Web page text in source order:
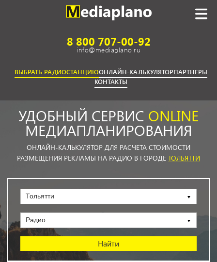
8 800 707-00-92
info@mediaplano.ru
УДОБНЫЙ СЕРВИС ONLINE
МЕДИАПЛАНИРОВАНИЯ
ОНЛАЙН-КАЛЬКУЛЯТОР ДЛЯ РАСЧЕТА СТОИМОСТИ
РАЗМЕЩЕНИЯ РЕКЛАМЫ НА РАДИО В ГОРОДЕ ТОЛЬЯТТИ
Тольятти
Радио
ВЫБРАТЬ РАДИОСТАНЦИЮОНЛАЙН-КАЛЬКУЛЯТОРПАРТНЕРЫ
КОНТАКТЫ